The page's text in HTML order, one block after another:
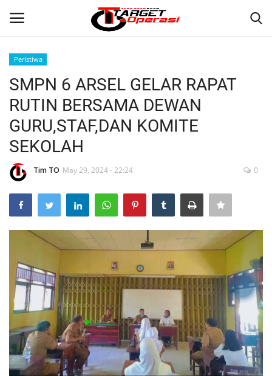
Home
Contact
NASIONAL
INTERNASIONAL
TO.CHANEL
TO.NETWORK
Peristiwa
SMPN 6 ARSEL GELAR RAPAT
RUTIN BERSAMA DEWAN
GURU,STAF,DAN KOMITE
SEKOLAH
Tim TO May 29, 2024 - 22:24 0